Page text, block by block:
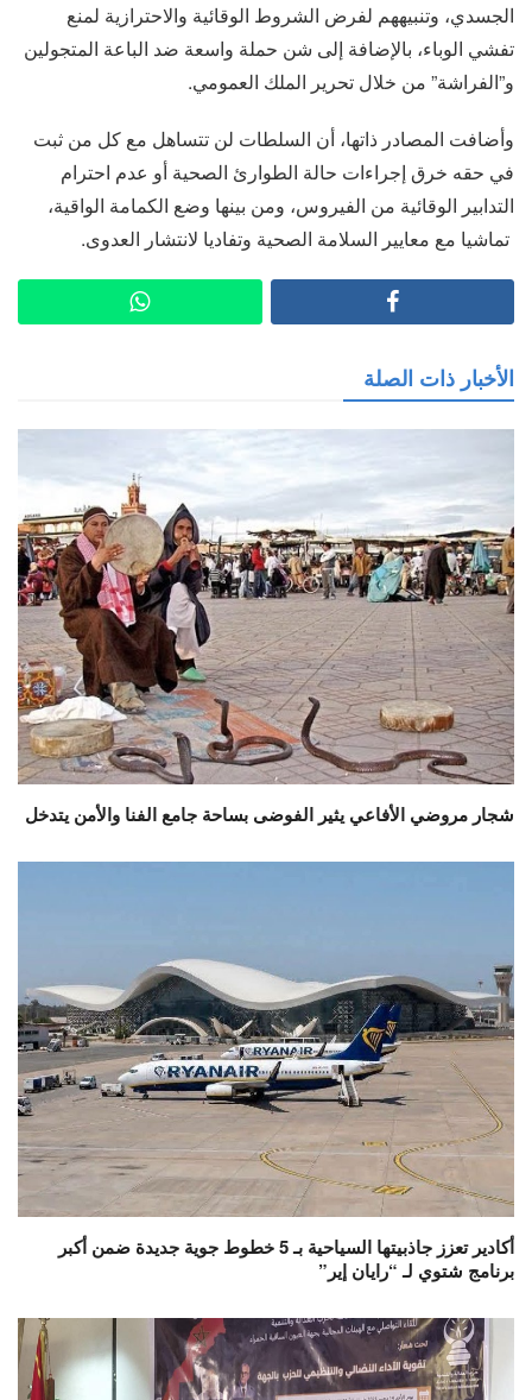
الجسدي، وتنبيههم لفرض الشروط الوقائية والاحترازية لمنع
تفشي الوباء، بالإضافة إلى شن حملة واسعة ضد الباعة المتجولين
و”الفراشة” من خلال تحرير الملك العمومي.
وأضافت المصادر ذاتها، أن السلطات لن تتساهل مع كل من ثبت
في حقه خرق إجراءات حالة الطوارئ الصحية أو عدم احترام
التدابير الوقائية من الفيروس، ومن بينها وضع الكمامة الواقية،
تماشيا مع معايير السلامة الصحية وتفاديا لانتشار العدوى.
الأخبار ذات الصلة
شجار مروضي الأفاعي يثير الفوضى بساحة جامع الفنا والأمن يتدخل
أكادير تعزز جاذبيتها السياحية بـ 5 خطوط جوية جديدة ضمن أكبر
برنامج شتوي لـ “رايان إير”